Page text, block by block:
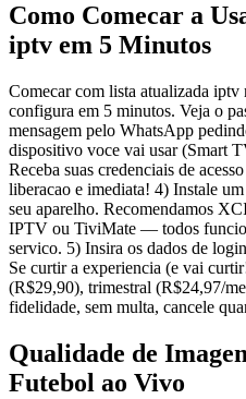
Como Comecar a
iptv em 5 Minutos
Comecar com lista atualizada
configura em 5 minutos. Veja o
mensagem pelo WhatsApp
dispositivo voce vai usar (Smart
Receba suas credenciais de
liberacao e imediata! 4) Instale
seu aparelho. Recomendamos
IPTV ou TiviMate — todos
servico. 5) Insira os dados de
Se curtir a experiencia (e vai
(R$29,90), trimestral (R$24,97/
fidelidade, sem multa, cancele
Qualidade de
Futebol ao Vivo